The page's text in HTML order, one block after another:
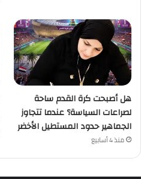
هل أصبحت كرة القدم ساحة
لصراعات السياسة؟ عندما تتجاوز
الجماهير حدود المستطيل الأخضر
منذ 4 أسابيع